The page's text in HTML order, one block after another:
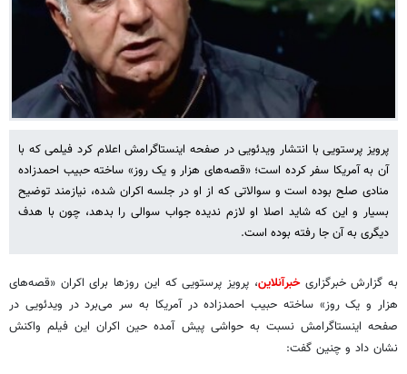
پرویز پرستویی با انتشار ویدئویی در صفحه اینستاگرامش اعلام کرد فیلمی که با
آن به آمریکا سفر کرده است؛ «قصه‌های هزار و یک روز» ساخته حبیب احمدزاده
منادی صلح بوده است و سوالاتی که از او در جلسه اکران شده، نیازمند توضیح
بسیار و این که شاید اصلا او لازم ندیده جواب سوالی را بدهد، چون با هدف
دیگری به آن جا رفته بوده است.
به گزارش خبرگزاریخبرآنلاین، پرویز پرستویی که این روزها برای اکران «قصه‌های
هزار و یک روز» ساخته حبیب احمدزاده در آمریکا به سر می‌برد در ویدئویی در
صفحه اینستاگرامش نسبت به حواشی پیش آمده حین اکران این فیلم واکنش
نشان داد و چنین گفت: